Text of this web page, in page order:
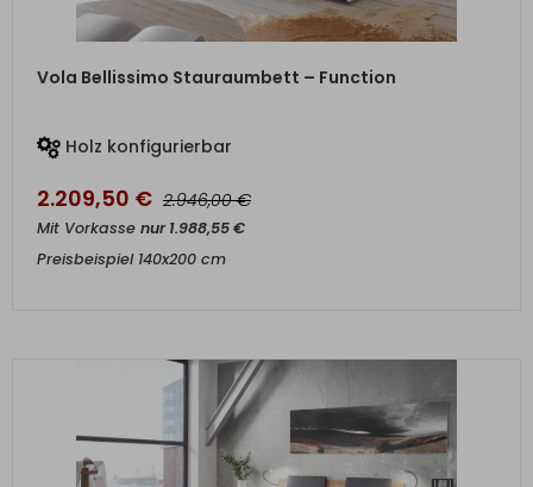
Vola Bellissimo Stauraumbett – Function
Holz konfigurierbar
2.209,50 € 2.946,00€
Mit Vorkasse nur1.988,55€
Preisbeispiel 140x200 cm